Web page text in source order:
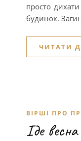
просто
будинок.
ЧИТАТИ
ВІРШІ ПРО
Іде